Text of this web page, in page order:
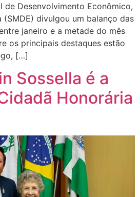
de Desenvolvimento Econômico,
divulgou um balanço das
janeiro e a metade do mês
os principais destaques estão
[…]
Sossella é a
Honorária